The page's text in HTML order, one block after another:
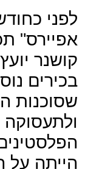
לפני
אפיירס"
קושנר
בכירים
שסוכנות
ולתעסוקה
הייתה על